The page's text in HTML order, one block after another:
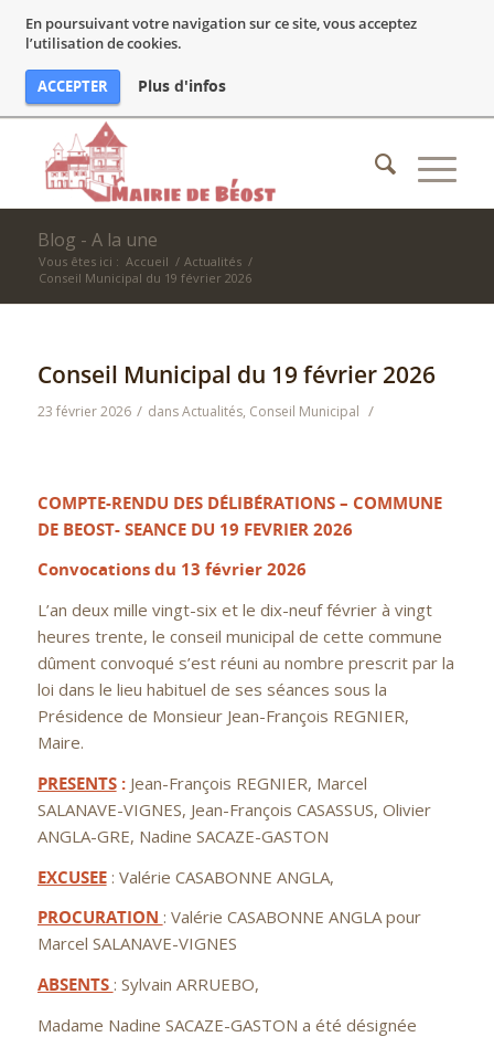
En poursuivant votre navigation sur ce site, vous acceptez
l’utilisation de cookies.
ACCEPTER Plus d'infos
Blog - A la une
Vous êtes ici : Accueil / Actualités /
Conseil Municipal du 19 février 2026
Conseil Municipal du 19 février 2026
23 février 2026 / dansActualités, Conseil Municipal /
COMPTE-RENDU DES DÉLIBÉRATIONS – COMMUNE
DE BEOST- SEANCE DU 19 FEVRIER 2026
Convocations du 13 février 2026
L’an deux mille vingt-six et le dix-neuf février à vingt
heures trente, le conseil municipal de cette commune
dûment convoqué s’est réuni au nombre prescrit par la
loi dans le lieu habituel de ses séances sous la
Présidence de Monsieur Jean-François REGNIER,
Maire.
PRESENTS: Jean-François REGNIER, Marcel
SALANAVE-VIGNES, Jean-François CASASSUS, Olivier
ANGLA-GRE, Nadine SACAZE-GASTON
EXCUSEE: Valérie CASABONNE ANGLA,
PROCURATION : Valérie CASABONNE ANGLA pour
Marcel SALANAVE-VIGNES
ABSENTS : Sylvain ARRUEBO,
Madame Nadine SACAZE-GASTON a été désignée